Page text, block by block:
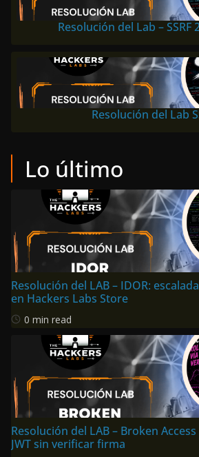
Resolución del Lab –
Resolución del Lab
Lo último
Resolución del LAB – IDOR:
en Hackers Labs Store
0 min read
Resolución del LAB – Broken
JWT sin verificar firma